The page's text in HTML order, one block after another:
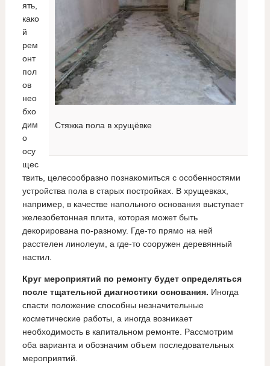
Стяжка пола в хрущёвке
ять,
како
й
рем
онт
пол
ов
нео
бхо
дим
о
осу
щес
твить, целесообразно познакомиться с особенностями
устройства пола в старых постройках. В хрущевках,
например, в качестве напольного основания выступает
железобетонная плита, которая может быть
декорирована по-разному. Где-то прямо на ней
расстелен линолеум, а где-то сооружен деревянный
настил.
Круг мероприятий по ремонту будет определяться
после тщательной диагностики основания. Иногда
спасти положение способны незначительные
косметические работы, а иногда возникает
необходимость в капитальном ремонте. Рассмотрим
оба варианта и обозначим объем последовательных
мероприятий.